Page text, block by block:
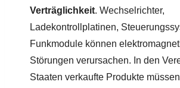
Verträglichkeit. Wechselrichter,
Ladekontrollplatinen,
Funkmodule können
Störungen verursachen. In den
Staaten verkaufte Produkte